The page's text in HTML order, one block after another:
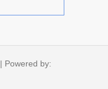
| Powered by: